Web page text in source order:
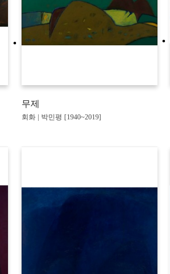
무제
회화 | 박민평 [1940~2019]